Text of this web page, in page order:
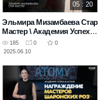
05 : 20
Эльмира Мизамбаева Стар
Мастер \ Академия Успеха
Атоми в Астане 10.05.2025
185 0
0
2025.06.10